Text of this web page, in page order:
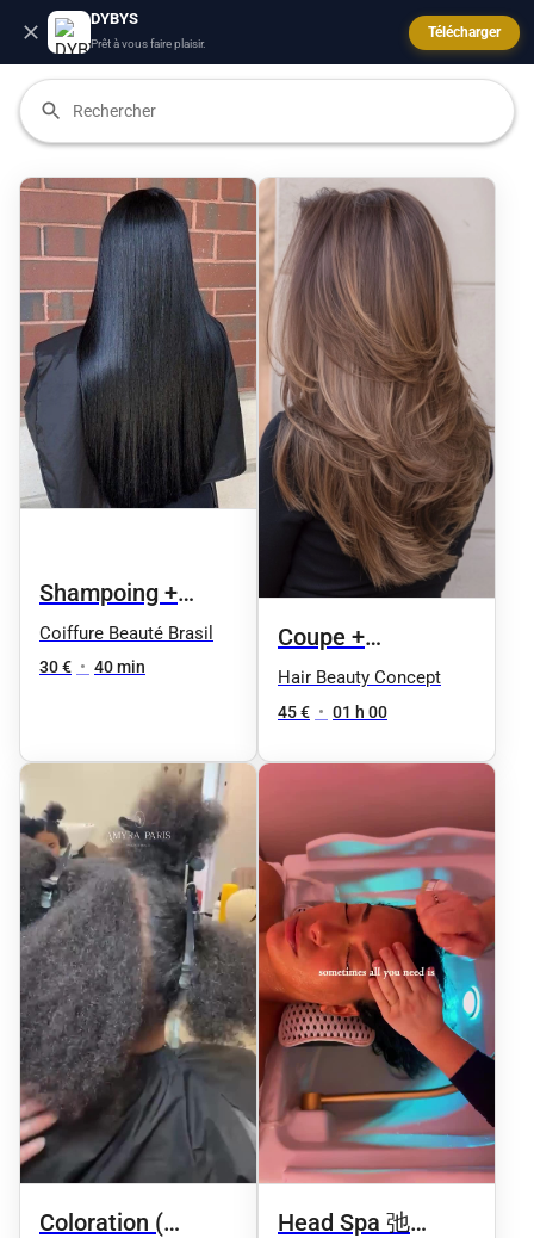
DYBYS
Prêt à vous faire plaisir.
Télécharger
Shampoing +
Coupe
Coiffure Beauté Brasil
30 € • 40 min
Coupe +
Shampoing +
Brushing
Hair Beauty Concept
45 € • 01 h 00
Coloration (
Head Spa 弛